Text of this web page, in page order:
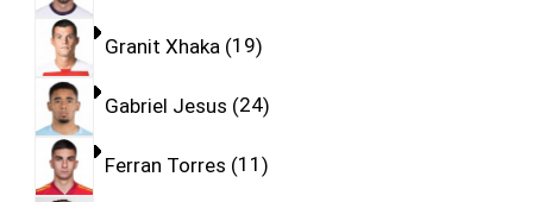
Granit Xhaka 19
Gabriel Jesus 24
Ferran Torres 11